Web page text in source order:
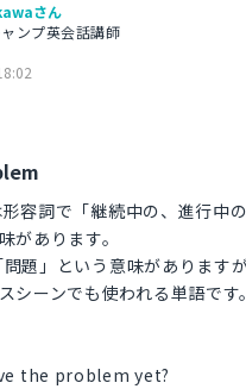
さん
ンプ英会話講師
容詞で「継続中の、進行中
があります。
題」という意味があります
シーンでも使われる単語です。
the problem yet?